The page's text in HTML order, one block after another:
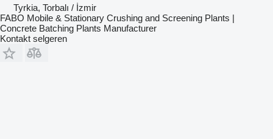
Tyrkia, Torbalı / İzmir
FABO Mobile & Stationary Crushing and Screening Plants |
Concrete Batching Plants Manufacturer
Kontakt selgeren